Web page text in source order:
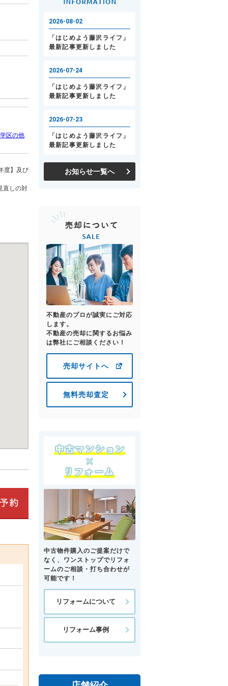
区の他
度】及び
直しの対
お知らせ一覧へ
不動産のプロが誠実にご対応
します。
不動産の売却に関するお悩み
は弊社にご相談ください！
売却サイトへ
無料売却査定
中古物件購入のご提案だけで
なく、ワンストップでリフォ
ームのご相談・打ち合わせが
可能です！
リフォームについて
リフォーム事例